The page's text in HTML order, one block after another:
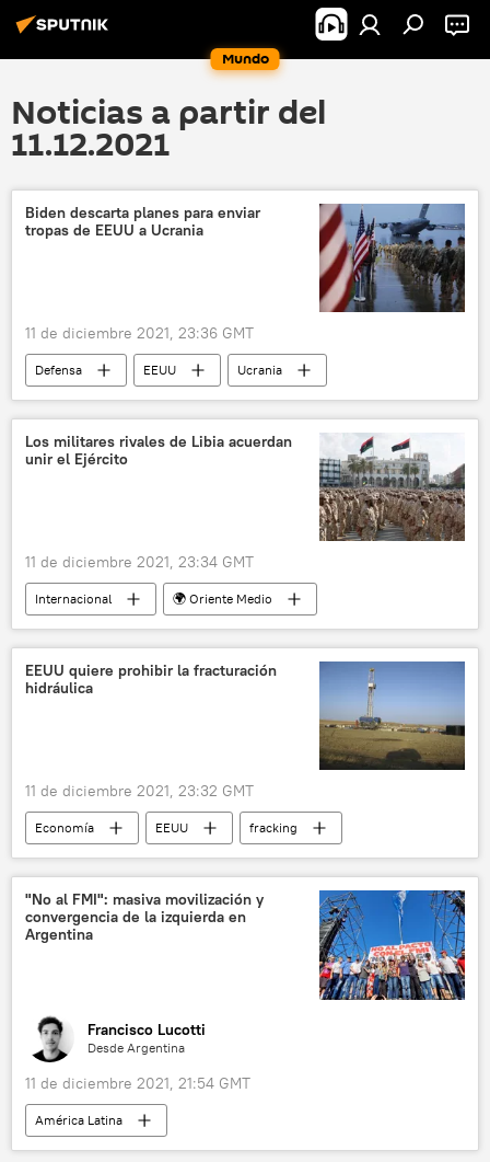
Mundo
Noticias a partir del
11.12.2021
Biden descarta planes para enviar
tropas de EEUU a Ucrania
11 de diciembre 2021, 23:36 GMT
Defensa EEUU
Ucrania
Joe Biden
Los militares rivales de Libia acuerdan
unir el Ejército
11 de diciembre 2021, 23:34 GMT
Internacional
🌍 Oriente Medio
Libia
EEUU quiere prohibir la fracturación
hidráulica
11 de diciembre 2021, 23:32 GMT
Economía EEUU fracking
"No al FMI": masiva movilización y
convergencia de la izquierda en
Argentina
Francisco Lucotti
Desde Argentina
11 de diciembre 2021, 21:54 GMT
América Latina
Fondo Monetario Internacional (FMI)